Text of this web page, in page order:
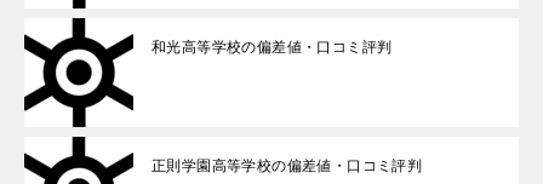
和光高等学校の偏差値・口コミ評判
正則学園高等学校の偏差値・口コミ評判